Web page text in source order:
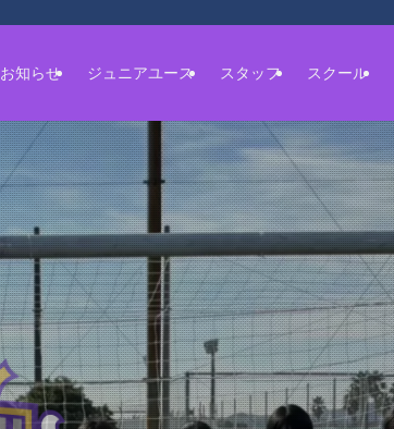
お知らせ ジュニアユース スタッフ スクール